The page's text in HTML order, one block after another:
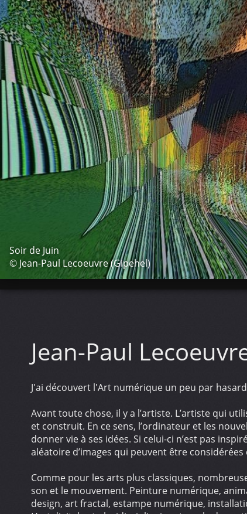
Soir de Juin
© Jean-Paul Lecoeuvre (Gipehel)
Jean-Paul
J'ai découvert l'Art numérique un peu par
Avant toute chose, il y a l’artiste. L’artiste qui
et construit. En ce sens, l’ordinateur et les
donner vie à ses idées. Si celui-ci n’est pas
aléatoire d’images qui peuvent être
Comme pour les arts plus classiques,
son et le mouvement. Peinture numérique,
design, art fractal, estampe numérique,